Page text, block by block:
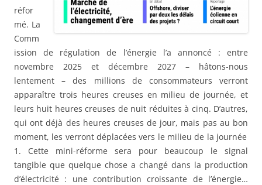
réfor
mé. La
Comm
ission de régulation de l’énergie l’a annoncé : entre
novembre 2025 et décembre 2027 – hâtons-nous
lentement – des millions de consommateurs verront
apparaître trois heures creuses en milieu de journée, et
leurs huit heures creuses de nuit réduites à cinq. D’autres,
qui ont déjà des heures creuses de jour, mais pas au bon
moment, les verront déplacées vers le milieu de la journée
1. Cette mini-réforme sera pour beaucoup le signal
tangible que quelque chose a changé dans la production
d’électricité : une contribution croissante de l’énergie…